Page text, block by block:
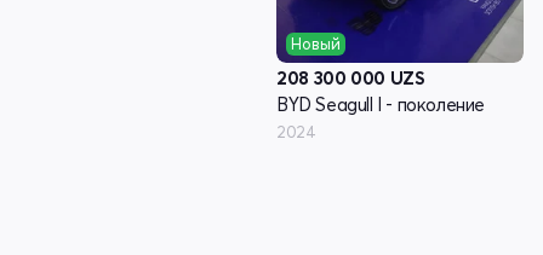
Новый
208 300 000 UZS
BYD Seagull I - поколение
2024